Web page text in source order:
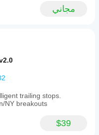
مجاني
trailing stops.
NY breakouts
$39